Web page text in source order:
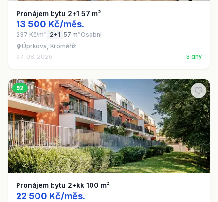
Pronájem bytu 2+1 57 m²
13 500 Kč/měs.
237 Kč/m² 2+1 57 m²Osobní
Úprkova, Kroměříž
07. 08. 2026
3 dny
92
Pronájem bytu 2+kk 100 m²
22 500 Kč/měs.